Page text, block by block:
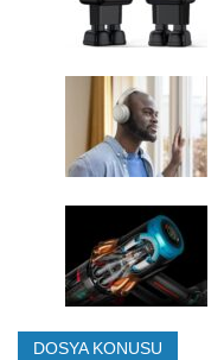
DOSYA KONUSU